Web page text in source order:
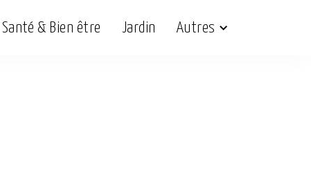
Santé & Bien être Jardin Autres